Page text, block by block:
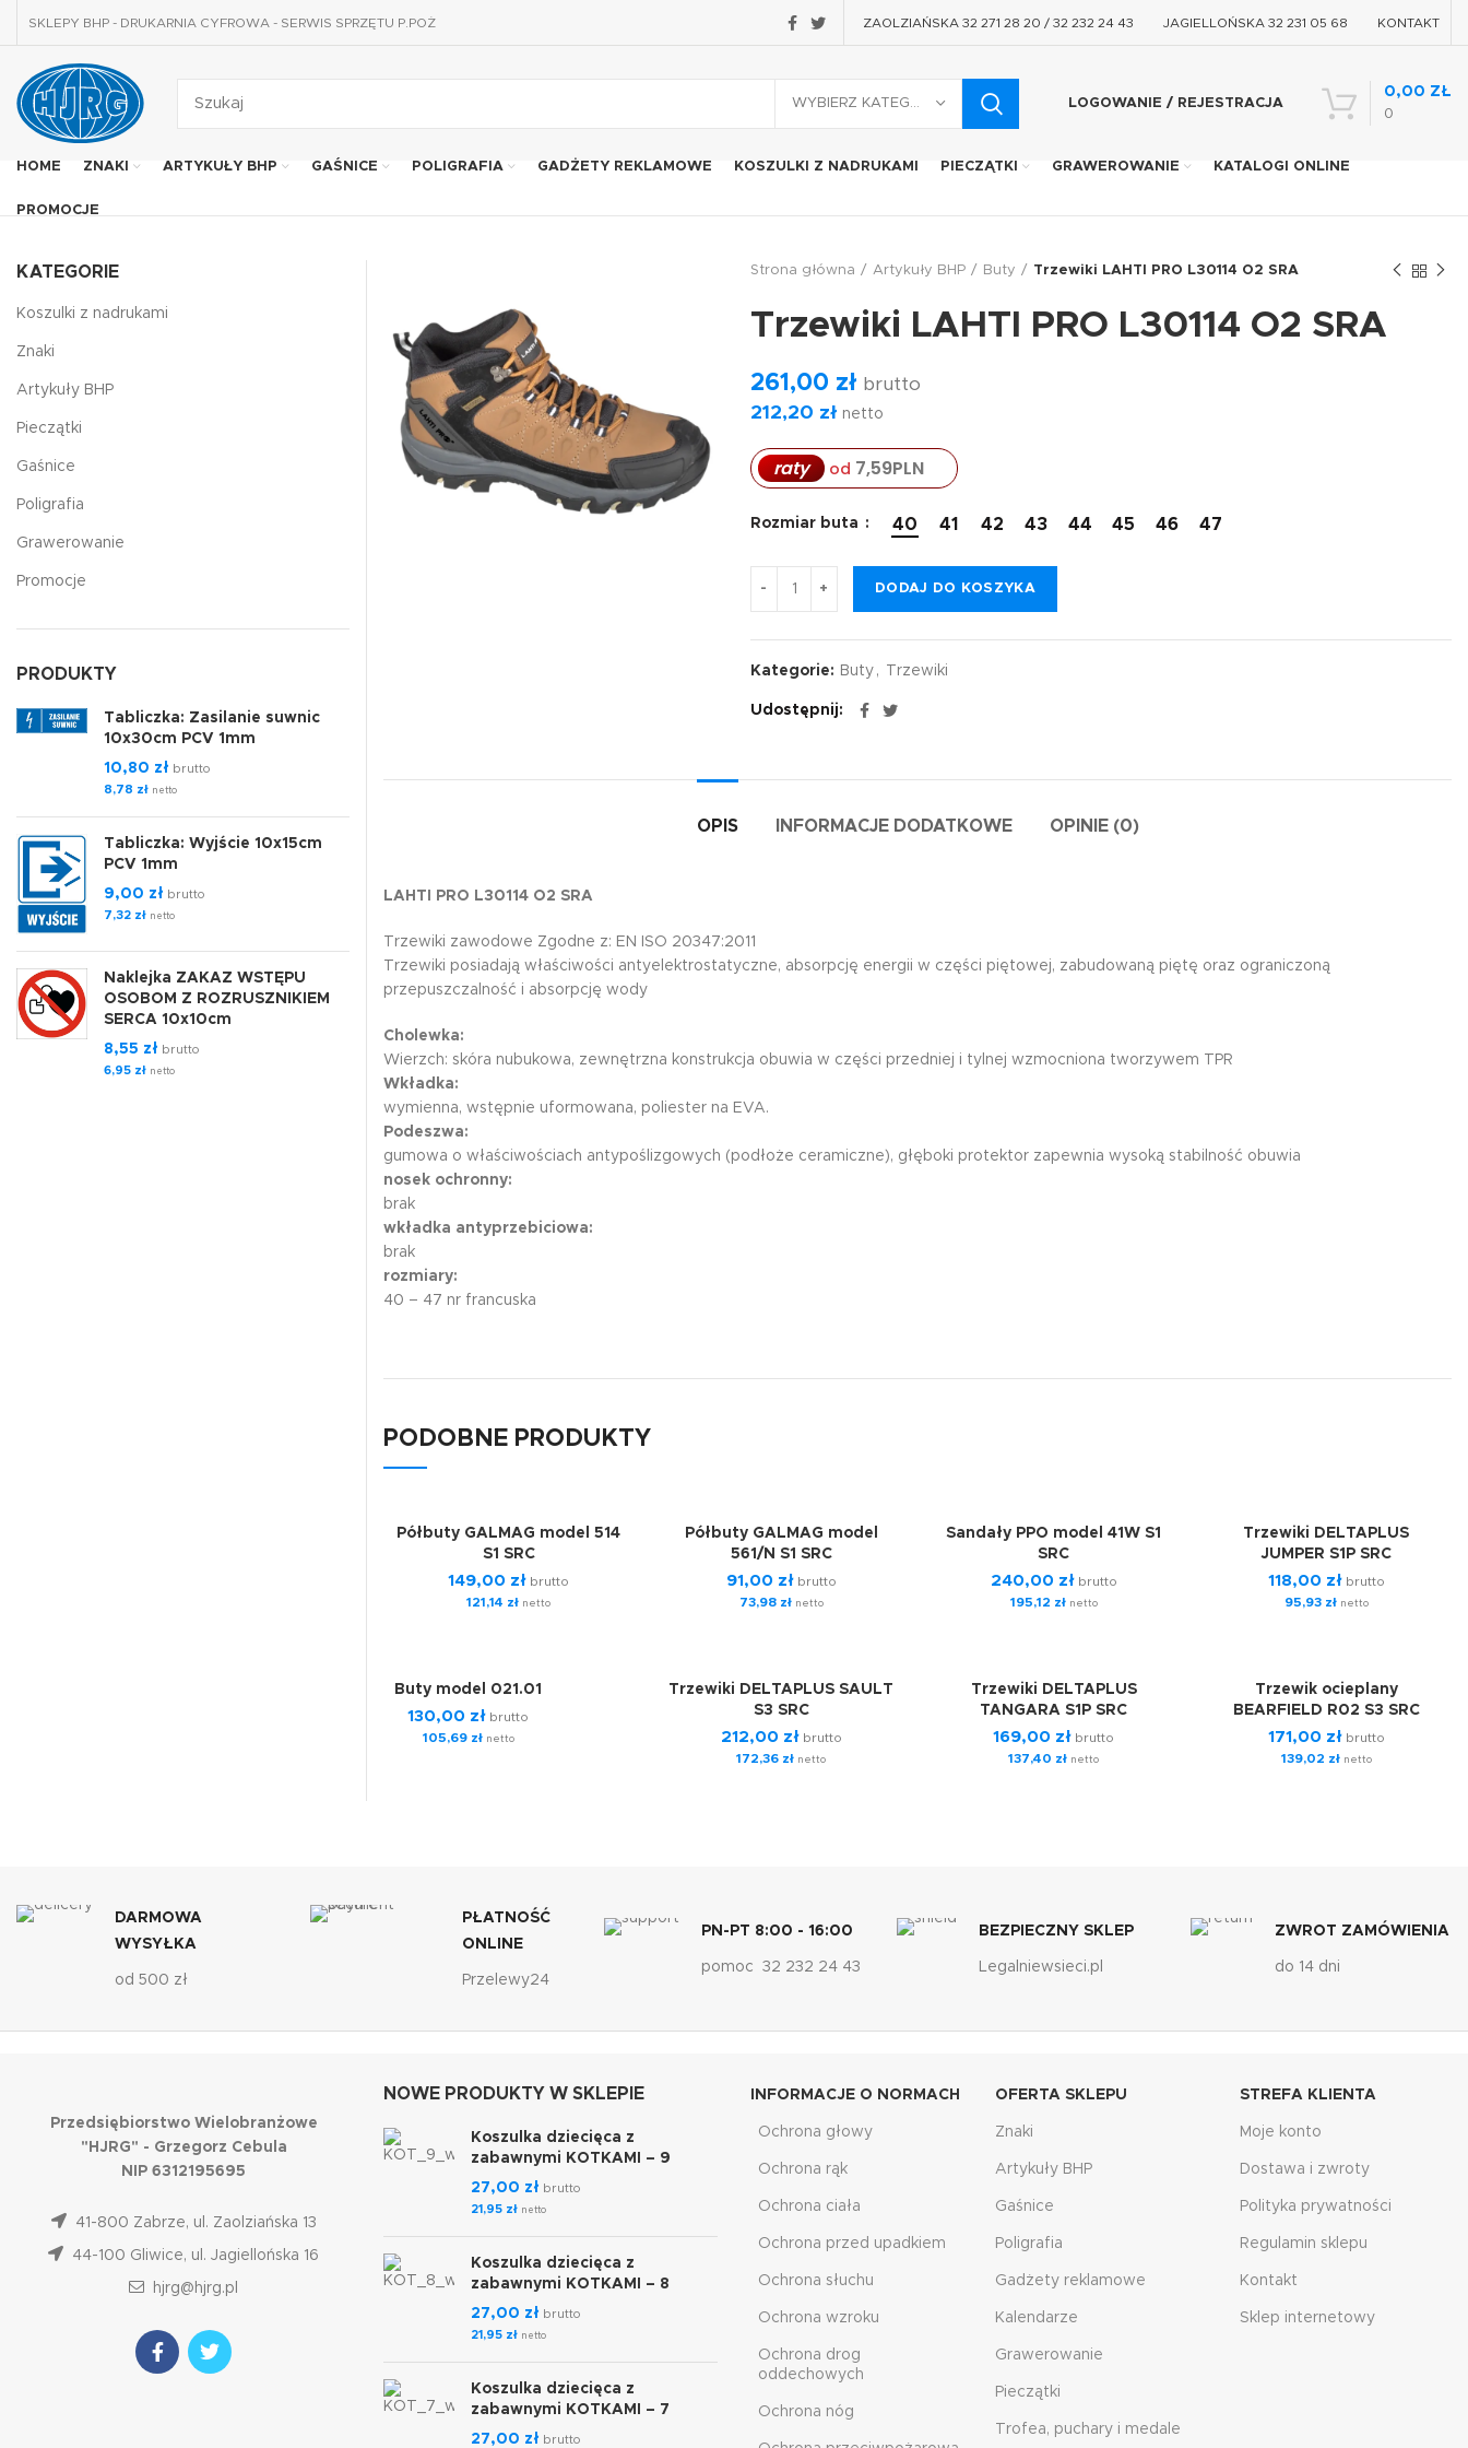
SKLEPY BHP - DRUKARNIA CYFROWA - SERWIS SPRZĘTU P.POŻ ZAOLZIAŃSKA 32 271 28 20 / 32 232 24 43 JAGIELLOŃSKA 32 231 05 68 KONTAKT
LOGOWANIE / REJESTRACJA
0
0,00 ZŁ
HOME ZNAKI ARTYKUŁY BHP GAŚNICE POLIGRAFIA GADŻETY REKLAMOWE KOSZULKI Z NADRUKAMI PIECZĄTKI GRAWEROWANIE KATALOGI ONLINE
PROMOCJE
Strona główna Artykuły BHP Buty Trzewiki LAHTI PRO L30114 O2 SRA
Trzewiki LAHTI PRO L30114 O2 SRA
261,00 zł brutto
212,20 zł netto
raty od 7,59PLN
Rozmiar buta 40 41 42 43 44 45 46 47
DODAJ DO KOSZYKA
Kategorie: Buty , Trzewiki
Udostępnij
OPIS INFORMACJE DODATKOWE OPINIE (0)
LAHTI PRO L30114 O2 SRA
Trzewiki zawodowe Zgodne z: EN ISO 20347:2011
Trzewiki posiadają właściwości antyelektrostatyczne, absorpcję energii w części piętowej, zabudowaną piętę oraz ograniczoną
przepuszczalność i absorpcję wody
Cholewka:
Wierzch: skóra nubukowa, zewnętrzna konstrukcja obuwia w części przedniej i tylnej wzmocniona tworzywem TPR
Wkładka:
wymienna, wstępnie uformowana, poliester na EVA.
Podeszwa:
gumowa o właściwościach antypoślizgowych (podłoże ceramiczne), głęboki protektor zapewnia wysoką stabilność obuwia
nosek ochronny:
brak
wkładka antyprzebiciowa:
brak
rozmiary:
40 – 47 nr francuska
PODOBNE PRODUKTY
Półbuty GALMAG model 514
S1 SRC
149,00 zł brutto
121,14 zł netto
Półbuty GALMAG model
561/N S1 SRC
91,00 złbrutto
73,98 złnetto
Sandały PPO model 41W S1
SRC
240,00 złbrutto
195,12 złnetto
Trzewiki DELTAPLUS
JUMPER S1P SRC
118,00 złbrutto
95,93 złnetto
Buty model 021.01
130,00 zł brutto
105,69 złnetto
Trzewiki DELTAPLUS SAULT
S3 SRC
212,00 złbrutto
172,36 zł netto
Trzewiki DELTAPLUS
TANGARA S1P SRC
169,00 zł brutto
137,40 zł netto
Trzewik ocieplany
BEARFIELD R02 S3 SRC
171,00 złbrutto
139,02 złnetto
KATEGORIE
Koszulki z nadrukami
Znaki
Artykuły BHP
Pieczątki
Gaśnice
Poligrafia
Grawerowanie
Promocje
PRODUKTY
Tabliczka: Zasilanie suwnic
10x30cm PCV 1mm
10,80 zł brutto
8,78 zł netto
Tabliczka: Wyjście 10x15cm
PCV 1mm
9,00 zł brutto
7,32 zł netto
Naklejka ZAKAZ WSTĘPU
OSOBOM Z ROZRUSZNIKIEM
SERCA 10x10cm
8,55 zł brutto
6,95 zł netto
DARMOWA
WYSYŁKA
od 500 zł
PŁATNOŚĆ
ONLINE
Przelewy24
PN-PT 8:00 - 16:00
pomoc 32 232 24 43
BEZPIECZNY SKLEP
Legalniewsieci.pl
ZWROT ZAMÓWIENIA
do 14 dni
Przedsiębiorstwo Wielobranżowe
"HJRG" - Grzegorz Cebula
NIP 6312195695
41-800 Zabrze, ul. Zaolziańska 13
44-100 Gliwice, ul. Jagiellońska 16
hjrg@hjrg.pl
NOWE PRODUKTY W SKLEPIE
Koszulka dziecięca z
zabawnymi KOTKAMI – 9
27,00 zł brutto
21,95 zł netto
Koszulka dziecięca z
zabawnymi KOTKAMI – 8
27,00 zł brutto
21,95 zł netto
Koszulka dziecięca z
zabawnymi KOTKAMI – 7
27,00 zł brutto
INFORMACJE O NORMACH
Ochrona głowy
Ochrona rąk
Ochrona ciała
Ochrona przed upadkiem
Ochrona słuchu
Ochrona wzroku
Ochrona drog
oddechowych
Ochrona nóg
OFERTA SKLEPU
Znaki
Artykuły BHP
Gaśnice
Poligrafia
Gadżety reklamowe
Kalendarze
Grawerowanie
Pieczątki
Trofea, puchary i medale
STREFA KLIENTA
Moje konto
Dostawa i zwroty
Polityka prywatności
Regulamin sklepu
Kontakt
Sklep internetowy